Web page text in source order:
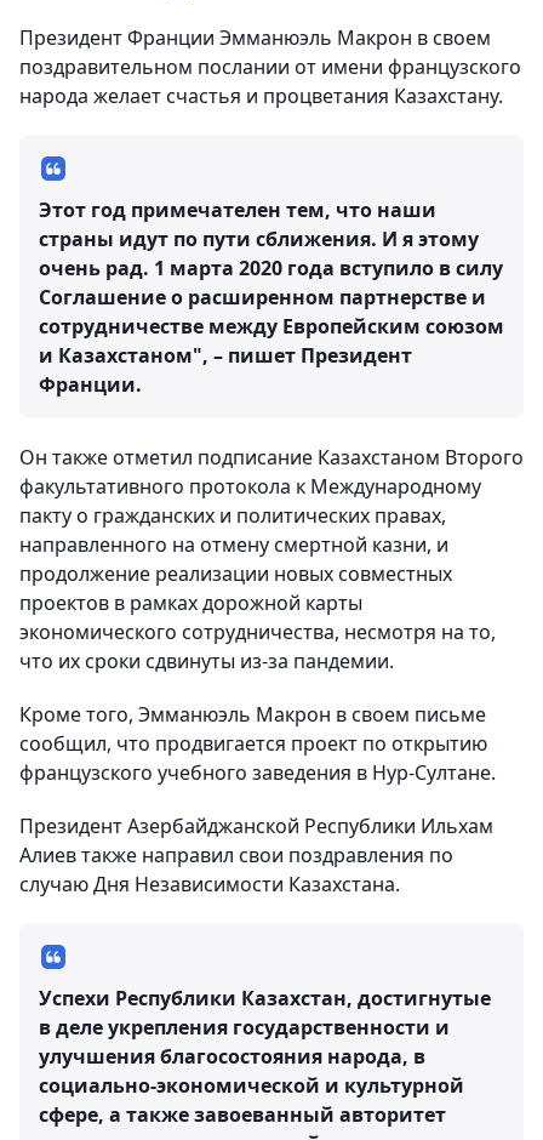
Президент Франции Эмманюэль Макрон в своем
поздравительном послании от имени французского
народа желает счастья и процветания Казахстану.
Этот год примечателен тем, что наши
страны идут по пути сближения. И я этому
очень рад. 1 марта 2020 года вступило в силу
Соглашение о расширенном партнерстве и
сотрудничестве между Европейским союзом
и Казахстаном", – пишет Президент
Франции.
Он также отметил подписание Казахстаном Второго
факультативного протокола к Международному
пакту о гражданских и политических правах,
направленного на отмену смертной казни, и
продолжение реализации новых совместных
проектов в рамках дорожной карты
экономического сотрудничества, несмотря на то,
что их сроки сдвинуты из-за пандемии.
Кроме того, Эмманюэль Макрон в своем письме
сообщил, что продвигается проект по открытию
французского учебного заведения в Нур-Султане.
Президент Азербайджанской Республики Ильхам
Алиев также направил свои поздравления по
случаю Дня Независимости Казахстана.
Успехи Республики Казахстан, достигнутые
в деле укрепления государственности и
улучшения благосостояния народа, в
социально-экономической и культурной
сфере, а также завоеванный авторитет